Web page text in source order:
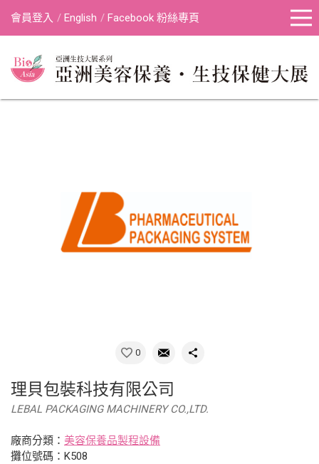
會員登入 English Facebook 粉絲專頁
0
理貝包裝科技有限公司
LEBAL PACKAGING MACHINERY CO.,LTD.
廠商分類： 美容保養品製程設備
攤位號碼：K508